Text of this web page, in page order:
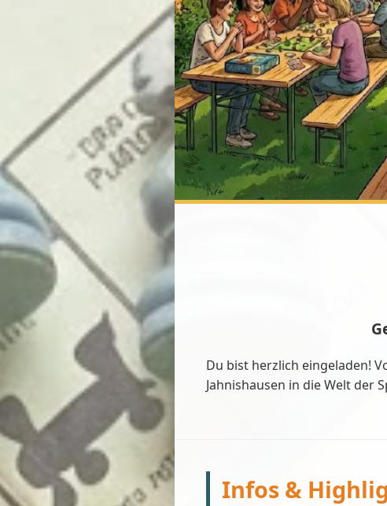
Du bist herzlich eingeladen!
Jahnishausen in die Welt der
Infos &